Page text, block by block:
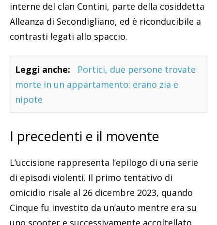
interne del clan Contini, parte della cosiddetta
Alleanza di Secondigliano, ed è riconducibile a
contrasti legati allo spaccio.
Leggi anche:
Portici, due persone trovate
morte in un appartamento: erano zia e
nipote
I precedenti e il movente
L’uccisione rappresenta l’epilogo di una serie
di episodi violenti. Il primo tentativo di
omicidio risale al 26 dicembre 2023, quando
Cinque fu investito da un’auto mentre era su
uno scooter e successivamente accoltellato